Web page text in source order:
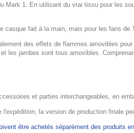
Mark 1. En utilisant du vrai tissu pour les
casque fait à la main, mais pour les fans
des effets de flammes amovibles
les jambes sont tous amovibles.
et parties interchangeables, en
la version de production finale
être achetés séparément des produits